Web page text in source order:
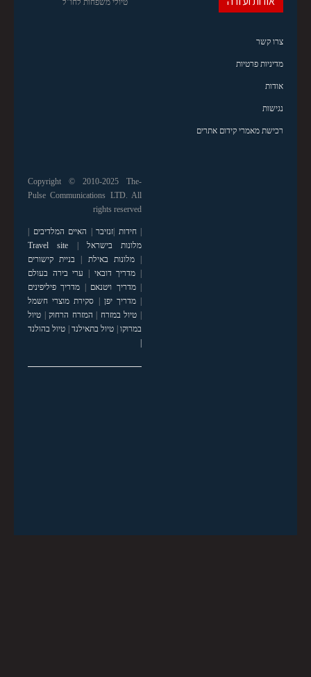
טיולי משפחות לחו"ל
צרו קשר
מדיניות פרטיות
אודות
נגישות
רכישת מאמרי קידום אתרים
Copyright © 2010-2025 The-
Pulse Communications LTD. All
rights reserved
|חידות זנזיבר האיים המלדיבים
מלונות בישראל
Travel site
|מלונות באילת
בניית קישורים
מדריך דובאי
ערי בירה בעולם
|מדריך ויטנאם
מדריך פיליפינים
|מדריך יפן
סקירת מוצרי חשמל
טיול במזרח המזרח הרחוק| טיול
במרוקו| טיול בתאילנד| טיול בהולנד